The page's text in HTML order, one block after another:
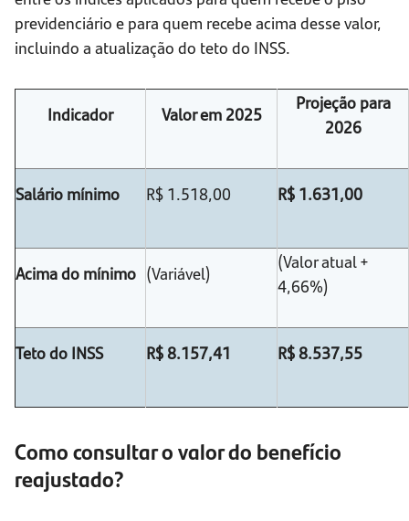
previdenciário e para quem recebe acima desse valor,
incluindo a atualização do teto do INSS.
Indicador Valor em 2025
Projeção para
2026
Salário mínimo R$ 1.518,00 R$ 1.631,00
Acima do mínimo (Variável)
(Valor atual +
4,66%)
Teto do INSS R$ 8.157,41 R$ 8.537,55
Como consultar o valor do benefício
reajustado?